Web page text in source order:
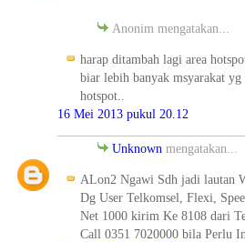
Anonim mengatakan...
harap ditambah lagi area
biar lebih banyak msyarakat
hotspot..
16 Mei 2013 pukul 20.12
Unknown mengatakan...
ALon2 Ngawi Sdh jadi lautan
Dg User Telkomsel, Flexi,
Net 1000 kirim Ke 8108 dari
Call 0351 7020000 bila Perlu